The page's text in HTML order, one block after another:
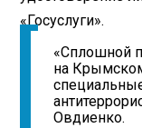
«Госуслуги».
«Сплошной
на
Овдиенко.